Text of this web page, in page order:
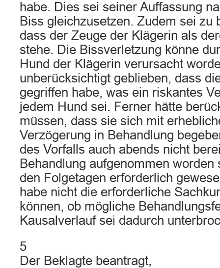
habe. Dies sei seiner Auffassung
Biss gleichzusetzen. Zudem sei zu
dass der Zeuge der Klägerin als
stehe. Die Bissverletzung könne
Hund der Klägerin verursacht
unberücksichtigt geblieben, dass
gegriffen habe, was ein riskantes
jedem Hund sei. Ferner hätte
müssen, dass sie sich mit
Verzögerung in Behandlung
des Vorfalls auch abends nicht
Behandlung aufgenommen
den Folgetagen erforderlich
habe nicht die erforderliche
können, ob mögliche
Kausalverlauf sei dadurch
5
Der Beklagte beantragt,